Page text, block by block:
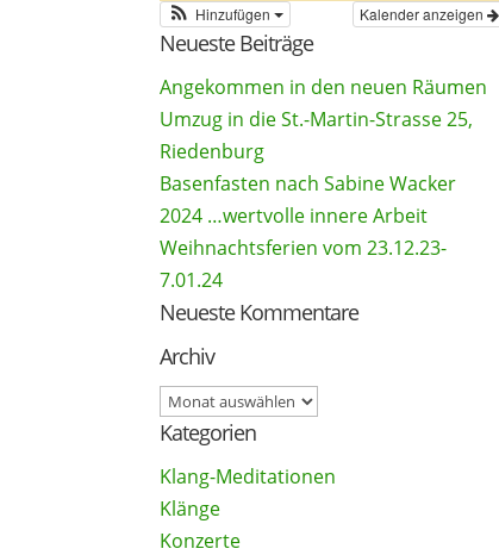
Kalender anzeigen
Hinzufügen
Neueste Beiträge
Angekommen in den neuen Räumen
Umzug in die St.-Martin-Strasse 25,
Riedenburg
Basenfasten nach Sabine Wacker
2024 …wertvolle innere Arbeit
Weihnachtsferien vom 23.12.23-
7.01.24
Neueste Kommentare
Archiv
Archiv
Kategorien
Klang-Meditationen
Klänge
Konzerte